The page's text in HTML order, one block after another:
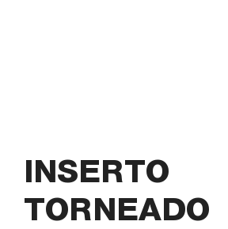
INSERTO
TORNEADO